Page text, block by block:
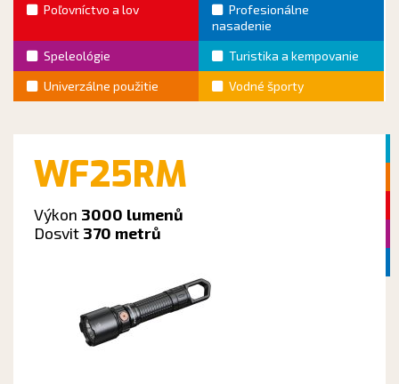
Poľovníctvo a lov
Profesionálne
nasadenie
Speleológie
Turistika a kempovanie
Univerzálne použitie
Vodné športy
WF25RM
Výkon 3000 lumenů
Dosvit 370 metrů